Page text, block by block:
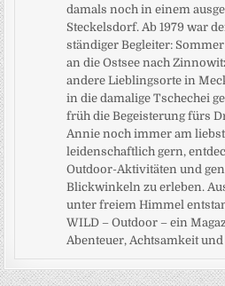
damals noch in einem
Steckelsdorf. Ab 1979 war
ständiger Begleiter:
an die Ostsee nach
andere Lieblingsorte in
in die damalige Tschechei
früh die Begeisterung fürs
Annie noch immer am
leidenschaftlich gern,
Outdoor-Aktivitäten und
Blickwinkeln zu erleben.
unter freiem Himmel
WILD – Outdoor – ein
Abenteuer, Achtsamkeit